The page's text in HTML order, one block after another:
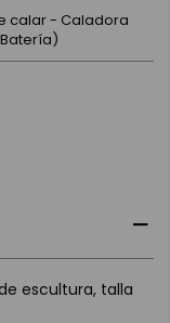
escultura, talla
calar - Caladora